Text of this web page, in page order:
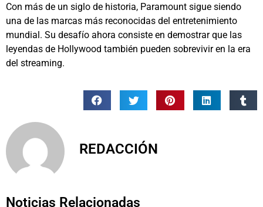
Con más de un siglo de historia, Paramount sigue siendo
una de las marcas más reconocidas del entretenimiento
mundial. Su desafío ahora consiste en demostrar que las
leyendas de Hollywood también pueden sobrevivir en la era
del streaming.
REDACCIÓN
Noticias Relacionadas